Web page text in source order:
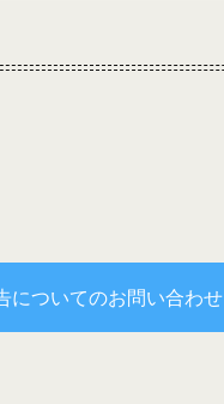
についてのお問い合わせ